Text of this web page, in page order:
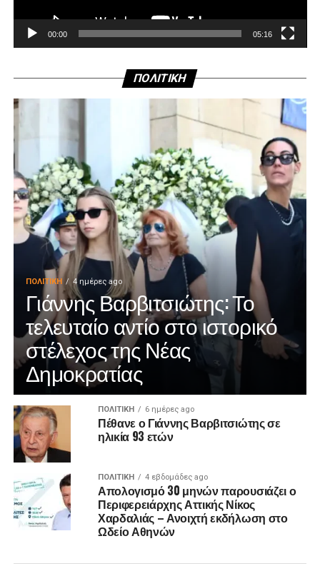
00:00 05:16
ΠΟΛΙΤΙΚΗ
ΠΟΛΙΤΙΚΉ 4 ημέρες ago
Γιάννης Βαρβιτσιώτης: Το
τελευταίο αντίο στο ιστορικό
στέλεχος της Νέας
Δημοκρατίας
ΠΟΛΙΤΙΚΉ 6 ημέρες ago
Πέθανε ο Γιάννης Βαρβιτσιώτης σε
ηλικία 93 ετών
ΠΟΛΙΤΙΚΉ 4 εβδομάδες ago
Απολογισμό 30 μηνών παρουσιάζει ο
Περιφερειάρχης Αττικής Νίκος
Χαρδαλιάς – Ανοιχτή εκδήλωση στο
Ωδείο Αθηνών